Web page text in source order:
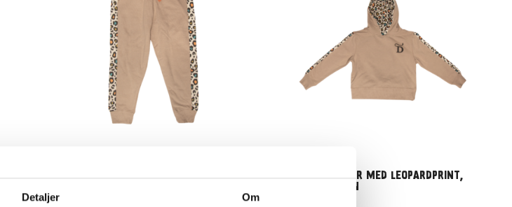
Detaljer Om
JOGGEBUKSE MED LEOPARDPRINT,
HETTEGENSER MED LEOPARDPRINT,
DYREPARKEN